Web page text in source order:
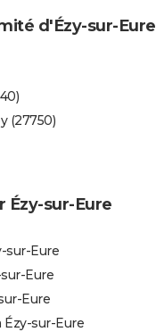
d'Ézy-sur-Eure
(27750)
Ézy-sur-Eure
sur-Eure
Eure
Eure
sur-Eure